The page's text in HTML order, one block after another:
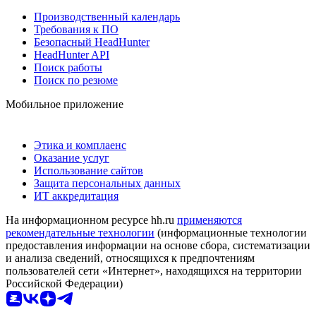
Производственный календарь
Требования к ПО
Безопасный HeadHunter
HeadHunter API
Поиск работы
Поиск по резюме
Мобильное приложение
Этика и комплаенс
Оказание услуг
Использование сайтов
Защита персональных данных
ИТ аккредитация
На информационном ресурсе hh.ru применяются
рекомендательные технологии (информационные технологии
предоставления информации на основе сбора, систематизации
и анализа сведений, относящихся к предпочтениям
пользователей сети «Интернет», находящихся на территории
Российской Федерации)